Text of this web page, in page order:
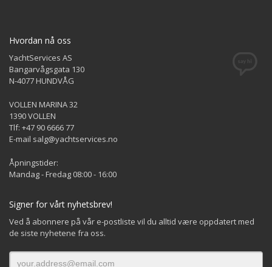
Hvordan nå oss
YachtServices AS
Bangarvågsgata 130
N-4077 HUNDVÅG
VOLLEN MARINA 32
1390 VOLLEN
Tlf: +47 90 6666 77
E-mail salg@yachtservices.no
Åpningstider:
Mandag - Fredag 08:00 - 16:00
Signer for vårt nyhetsbrev!
Ved å abonnere på vår e-postliste vil du alltid være oppdatert med
de siste nyhetene fra oss.